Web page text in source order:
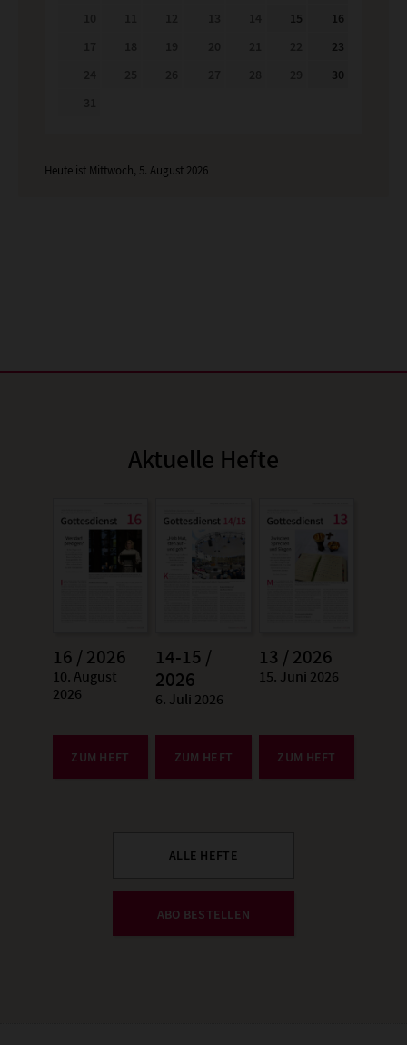
15
16
23
30
Heute ist Mittwoch, 5. August 2026
Aktuelle Hefte
16 / 2026
:
10. August
2026
ZUM HEFT
14-15 /
2026
:
6. Juli 2026
ZUM HEFT
13 / 2026
:
15. Juni 2026
ZUM HEFT
ALLE HEFTE
ABO BESTELLEN